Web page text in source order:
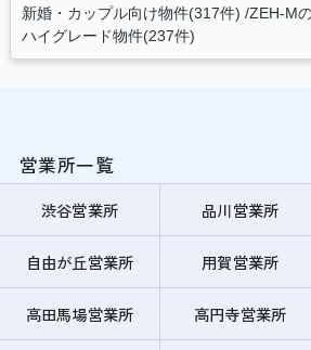
新婚・カップル向け物件(317件) ZEH-M
ハイグレード物件(237件)
営業所一覧
渋谷営業所 品川営業所
自由が丘営業所 用賀営業所
高田馬場営業所 高円寺営業所